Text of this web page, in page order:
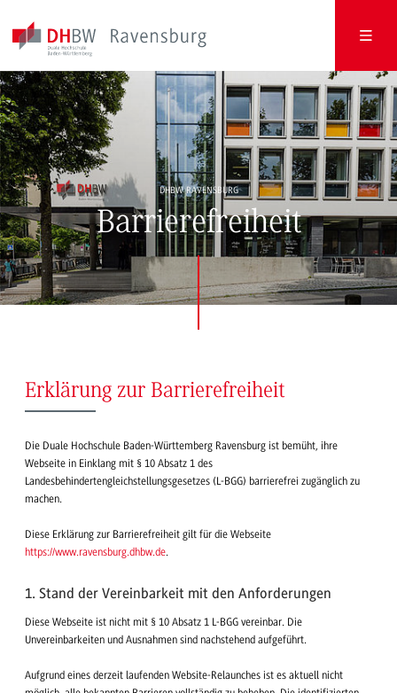
DHBW RAVENSBURG
Barrierefreiheit
Erklärung zur Barrierefreiheit
Die Duale Hochschule Baden-Württemberg Ravensburg ist bemüht, ihre
Webseite in Einklang mit § 10 Absatz 1 des
Landesbehindertengleichstellungsgesetzes (L-BGG) barrierefrei zugänglich zu
machen.
Diese Erklärung zur Barrierefreiheit gilt für die Webseite
https://www.ravensburg.dhbw.de.
1. Stand der Vereinbarkeit mit den Anforderungen
Diese Webseite ist nicht mit § 10 Absatz 1 L-BGG vereinbar. Die
Unvereinbarkeiten und Ausnahmen sind nachstehend aufgeführt.
Aufgrund eines derzeit laufenden Website-Relaunches ist es aktuell nicht